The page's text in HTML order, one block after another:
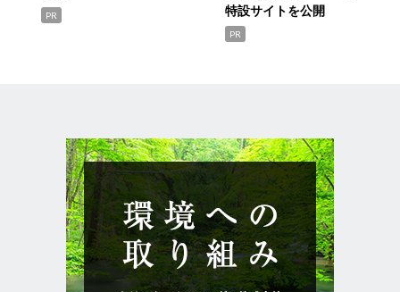
PR
特設サイトを公開
PR